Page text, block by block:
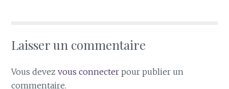
Laisser un commentaire
Vous devezvous connecter pour publier un
commentaire.